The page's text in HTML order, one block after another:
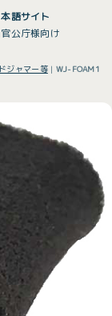
語サイト
官公庁様向け
ジャマー等| WJ-FOAM1